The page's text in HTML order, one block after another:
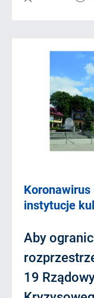
Koronawirus
instytucje
Aby
19